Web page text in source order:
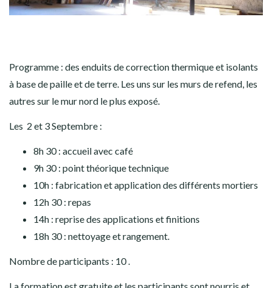
Programme : des enduits de correction thermique et isolants
à base de paille et de terre. Les uns sur les murs de refend, les
autres sur le mur nord le plus exposé.
Les 2 et 3 Septembre :
8h 30 : accueil avec café
9h 30 : point théorique technique
10h : fabrication et application des différents mortiers
12h 30 : repas
14h : reprise des applications et finitions
18h 30 : nettoyage et rangement.
Nombre de participants : 10 .